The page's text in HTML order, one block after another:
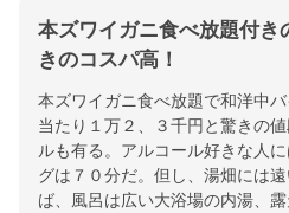
本ズワイガニ食べ放題付き
きのコスパ高！
本ズワイガニ食べ放題で和洋中
当たり１万２、３千円と驚きの
ルも有る。アルコール好きな人
グは７０分だ。但し、湯畑には
ば、風呂は広い大浴場の内湯、